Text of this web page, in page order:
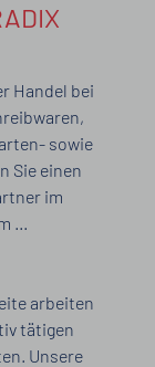
Handel bei
sowie
Sie einen
im
...
arbeiten
tätigen
Unsere